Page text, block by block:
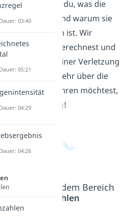
Video erfährst du, was die
ist und warum sie
Unternehmen ist. Wir
dir, wie du sie berechnest und
Konsequenzen einer Verletzung
Wenn du mehr über die
erfahren möchtest,
genau richtig!
Inhalte aus dem Bereich
BWL Kennzahlen
03:40
05:21
04:29
04:26